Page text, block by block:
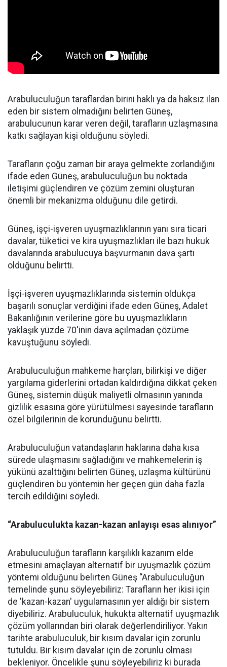
Arabuluculuğun taraflardan birini haklı ya da haksız ilan
eden bir sistem olmadığını belirten Güneş,
arabulucunun karar veren değil, tarafların uzlaşmasına
katkı sağlayan kişi olduğunu söyledi.
Tarafların çoğu zaman bir araya gelmekte zorlandığını
ifade eden Güneş, arabuluculuğun bu noktada
iletişimi güçlendiren ve çözüm zemini oluşturan
önemli bir mekanizma olduğunu dile getirdi.
Güneş, işçi-işveren uyuşmazlıklarının yanı sıra ticari
davalar, tüketici ve kira uyuşmazlıkları ile bazı hukuk
davalarında arabulucuya başvurmanın dava şartı
olduğunu belirtti.
İşçi-işveren uyuşmazlıklarında sistemin oldukça
başarılı sonuçlar verdiğini ifade eden Güneş, Adalet
Bakanlığının verilerine göre bu uyuşmazlıkların
yaklaşık yüzde 70'inin dava açılmadan çözüme
kavuştuğunu söyledi.
Arabuluculuğun mahkeme harçları, bilirkişi ve diğer
yargılama giderlerini ortadan kaldırdığına dikkat çeken
Güneş, sistemin düşük maliyetli olmasının yanında
gizlilik esasına göre yürütülmesi sayesinde tarafların
özel bilgilerinin de korunduğunu belirtti.
Arabuluculuğun vatandaşların haklarına daha kısa
sürede ulaşmasını sağladığını ve mahkemelerin iş
yükünü azalttığını belirten Güneş, uzlaşma kültürünü
güçlendiren bu yöntemin her geçen gün daha fazla
tercih edildiğini söyledi.
“Arabuluculukta kazan-kazan anlayışı esas alınıyor”
Arabuluculuğun tarafların karşılıklı kazanım elde
etmesini amaçlayan alternatif bir uyuşmazlık çözüm
yöntemi olduğunu belirten Güneş “Arabuluculuğun
temelinde şunu söyleyebiliriz: Tarafların her ikisi için
de 'kazan-kazan' uygulamasının yer aldığı bir sistem
diyebiliriz. Arabuluculuk, hukukta alternatif uyuşmazlık
çözüm yollarından biri olarak değerlendiriliyor. Yakın
tarihte arabuluculuk, bir kısım davalar için zorunlu
tutuldu. Bir kısım davalar için de zorunlu olması
bekleniyor. Öncelikle şunu söyleyebiliriz ki burada